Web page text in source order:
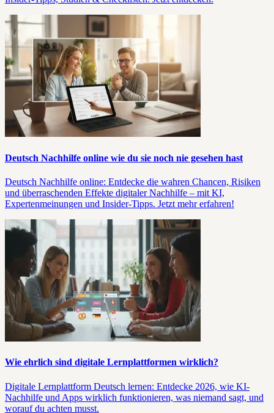
Deutsch Nachhilfe online wie du sie noch nie gesehen hast
Deutsch Nachhilfe online: Entdecke die wahren Chancen, Risiken
und überraschenden Effekte digitaler Nachhilfe – mit KI,
Expertenmeinungen und Insider-Tipps. Jetzt mehr erfahren!
Wie ehrlich sind digitale Lernplattformen wirklich?
Digitale Lernplattform Deutsch lernen: Entdecke 2026, wie KI-
Nachhilfe und Apps wirklich funktionieren, was niemand sagt, und
worauf du achten musst.